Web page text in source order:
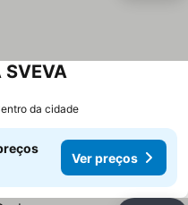
SVEVAVer preços
da cidade
Ver preços